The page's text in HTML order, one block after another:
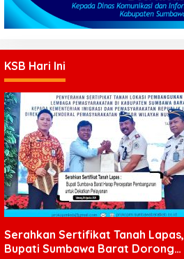
KSB Hari Ini
Serahkan Sertifikat Tanah Lapas,
Bupati Sumbawa Barat Dorong